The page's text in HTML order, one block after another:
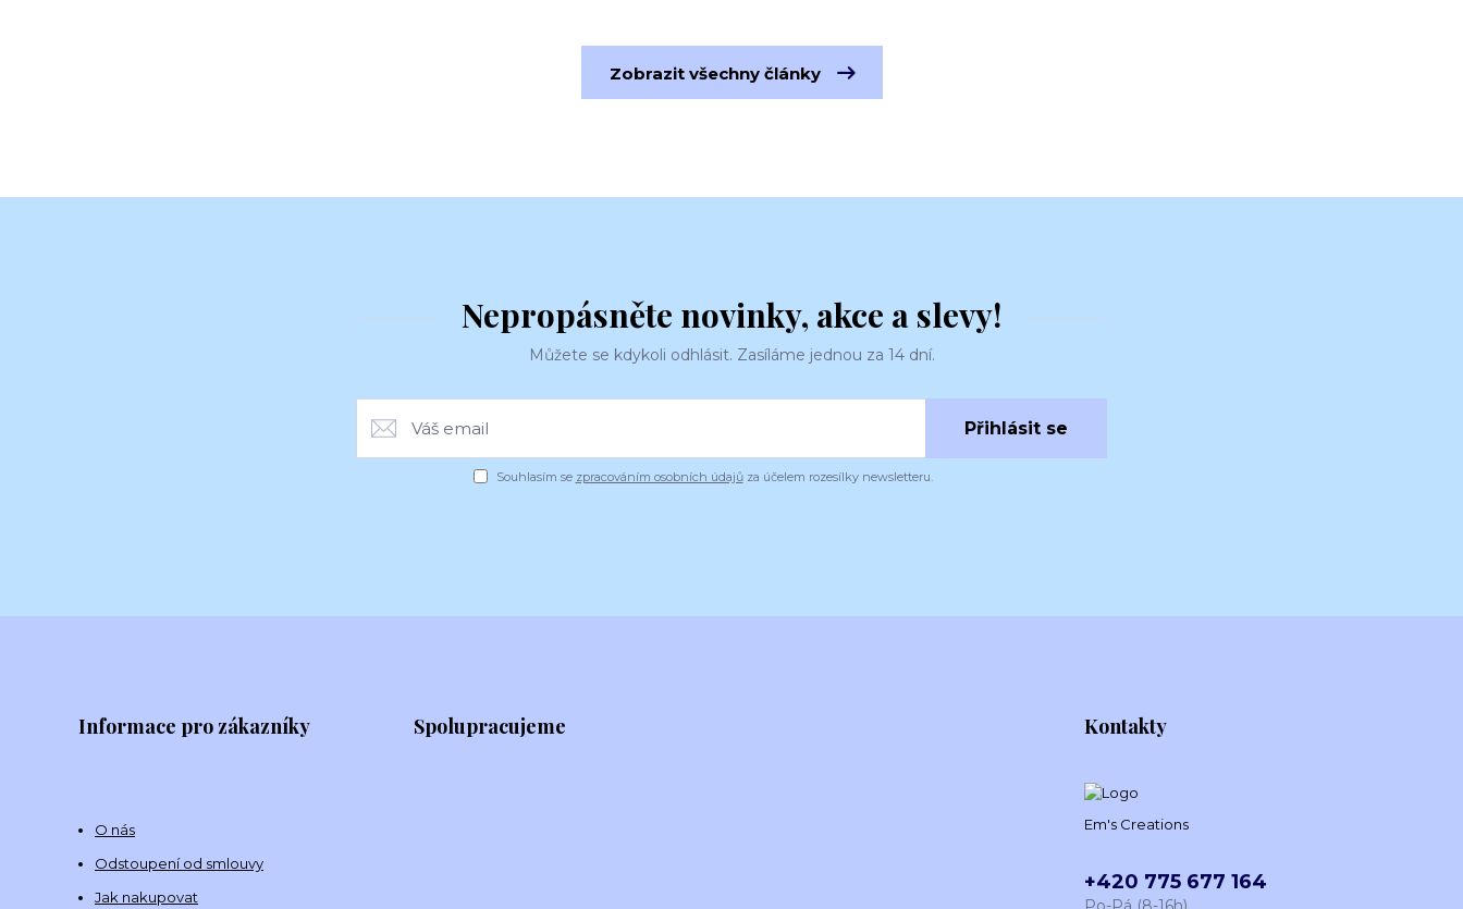
Zobrazit všechny články
Nepropásněte novinky, akce a slevy!
Můžete se kdykoli odhlásit. Zasíláme jednou za 14 dní.
Přihlásit se
Souhlasím se zpracováním osobních údajůza účelem rozesílky newsletteru.
Informace pro zákazníky
O nás
Odstoupení od smlouvy
Jak nakupovat
Spolupracujeme Kontakty
Em's Creations
+420 775 677 164